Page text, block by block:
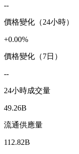
--
價格變化（24小時）
+0.00%
價格變化（7日）
--
24小時成交量
49.26B
流通供應量
112.82B